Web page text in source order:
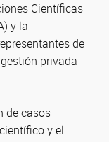
Científicas
y la
de
privada
de casos
y el